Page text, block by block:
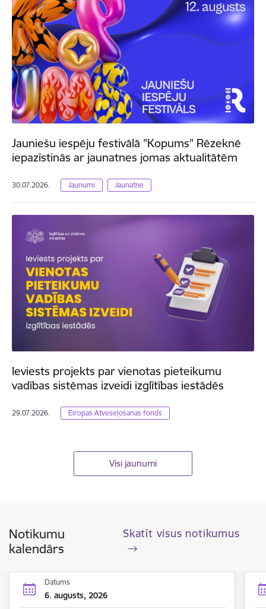
Jauniešu iespēju festivālā "Kopums" Rēzeknē
iepazīstinās ar jaunatnes jomas aktualitātēm
30.07.2026. Jaunumi Jaunatne
Ieviests projekts par vienotas pieteikumu
vadības sistēmas izveidi izglītības iestādēs
29.07.2026. Eiropas Atveseļošanas fonds
Visi jaunumi
Notikumu
kalendārs
Skatīt visus notikumus
Datums
6. augusts, 2026